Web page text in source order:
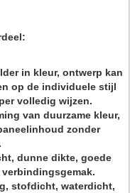
in kleur, ontwerp kan
op de individuele stijl
volledig wijzen.
van duurzame kleur,
zonder
dunne dikte, goede
stofdicht, waterdicht,